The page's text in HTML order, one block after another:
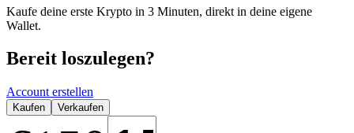
Kaufe deine erste Krypto in 3 Minuten, direkt in deine eigene
Wallet.
Bereit loszulegen?
Account erstellen
Kaufen Verkaufen